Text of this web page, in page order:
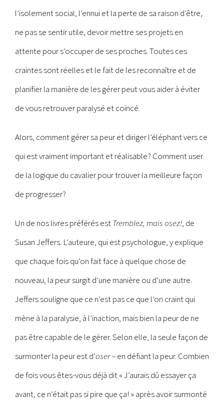
l’isolement social, l’ennui et la perte de sa raison d’être,
ne pas se sentir utile, devoir mettre ses projets en
attente pour s’occuper de ses proches. Toutes ces
craintes sont réelles et le fait de les reconnaître et de
planifier la manière de les gérer peut vous aider à éviter
de vous retrouver paralysé et coincé.
Alors, comment gérer sa peur et diriger l’éléphant vers ce
qui est vraiment important et réalisable? Comment user
de la logique du cavalier pour trouver la meilleure façon
de progresser?
Un de nos livres préférés estTremblez, mais osez!, de
Susan Jeffers. L’auteure, qui est psychologue, y explique
que chaque fois qu’on fait face à quelque chose de
nouveau, la peur surgit d’une manière ou d’une autre.
Jeffers souligne que ce n’est pas ce que l’on craint qui
mène à la paralysie, à l’inaction, mais bien la peur de ne
pas être capable de le gérer. Selon elle, la seule façon de
surmonter la peur est d’oser– en défiant la peur. Combien
de fois vous êtes-vous déjà dit « J’aurais dû essayer ça
avant, ce n’était pas si pire que ça! » après avoir surmonté